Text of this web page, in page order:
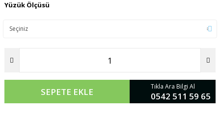
Yüzük Ölçüsü
SEPETE EKLE Tıkla Ara Bilgi Al
0542 511 59 65